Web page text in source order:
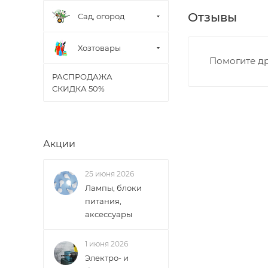
В случае
менеджером,
поставщик
Отзывы
Помогите
Сад, огород
Хозтовары
РАСПРОДАЖА
СКИДКА 50%
Акции
25 июня 2026
Лампы, блоки
питания,
аксессуары
1 июня 2026
Электро- и